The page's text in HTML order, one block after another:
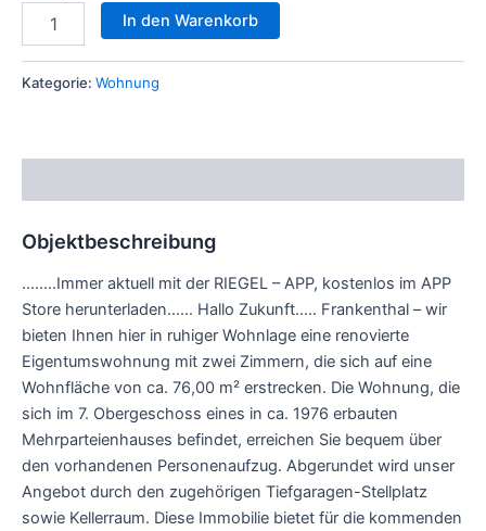
In den Warenkorb
Kategorie: Wohnung
Objektbeschreibung
……..Immer aktuell mit der RIEGEL – APP, kostenlos im APP
Store herunterladen…… Hallo Zukunft….. Frankenthal – wir
bieten Ihnen hier in ruhiger Wohnlage eine renovierte
Eigentumswohnung mit zwei Zimmern, die sich auf eine
Wohnfläche von ca. 76,00 m² erstrecken. Die Wohnung, die
sich im 7. Obergeschoss eines in ca. 1976 erbauten
Mehrparteienhauses befindet, erreichen Sie bequem über
den vorhandenen Personenaufzug. Abgerundet wird unser
Angebot durch den zugehörigen Tiefgaragen-Stellplatz
sowie Kellerraum. Diese Immobilie bietet für die kommenden